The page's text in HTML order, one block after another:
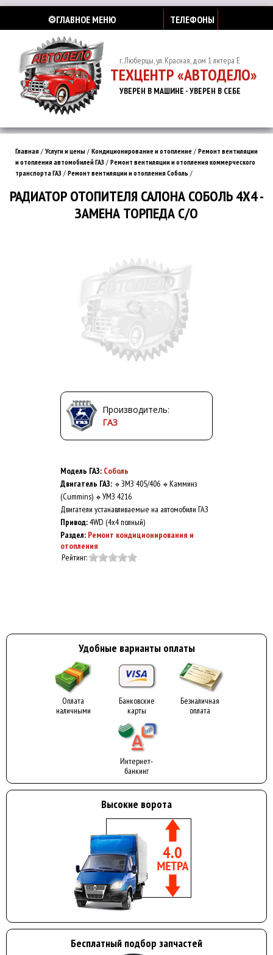
⚙️ГЛАВНОЕ МЕНЮ ТЕЛЕФОНЫ
г. Люберцы, ул. Красная, дом 1 литера Е
ТЕХЦЕНТР «АВТОДЕЛО»
УВЕРЕН В МАШИНЕ - УВЕРЕН В СЕБЕ
Главная / Услуги и цены / Кондиционирование и отопление / Ремонт вентиляции
и отопления автомобилей ГАЗ / Ремонт вентиляции и отопления коммерческого
транспорта ГАЗ / Ремонт вентиляции и отопления Соболь /
РАДИАТОР ОТОПИТЕЛЯ САЛОНА СОБОЛЬ 4Х4 -
ЗАМЕНА ТОРПЕДА С/О
Производитель:
ГАЗ
Модель ГАЗ: Соболь
Двигатель ГАЗ: 🔹 ЗМЗ 405/406 🔹 Камминз
(Cummins) 🔹 УМЗ 4216
Двигатели устанавливаемые на автомобили ГАЗ
Привод:4WD (4x4 полный)
Раздел: Ремонт кондиционирования и
отопления
Рейтинг:
Удобные варианты оплаты
Оплата
наличными
Банковские
карты
Безналичная
оплата
Интернет-
банкинг
Высокие ворота
Бесплатный подбор запчастей